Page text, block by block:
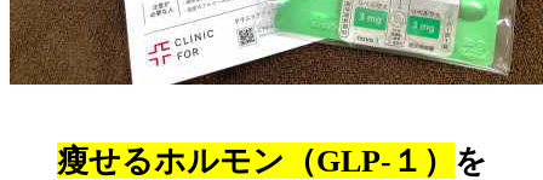
瘦せるホルモン（GLP-１） を